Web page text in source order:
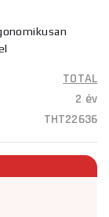
TOTAL
2 év
THT22636